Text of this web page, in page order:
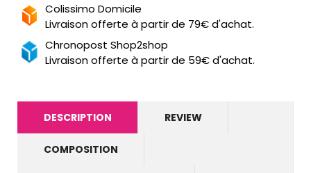
Colissimo Domicile
Livraison offerte à partir de 79€ d'achat.
Chronopost Shop2shop
Livraison offerte à partir de 59€ d'achat.
DESCRIPTION REVIEW
COMPOSITION